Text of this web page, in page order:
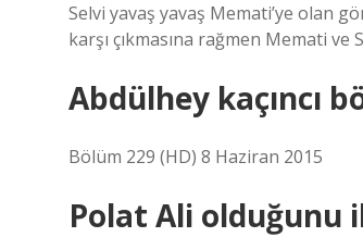
Selvi yavaş yavaş Memati’ye olan
karşı çıkmasına rağmen Memati ve
Abdülhey kaçıncı
Bölüm 229 (HD) 8 Haziran 2015
Polat Ali olduğunu